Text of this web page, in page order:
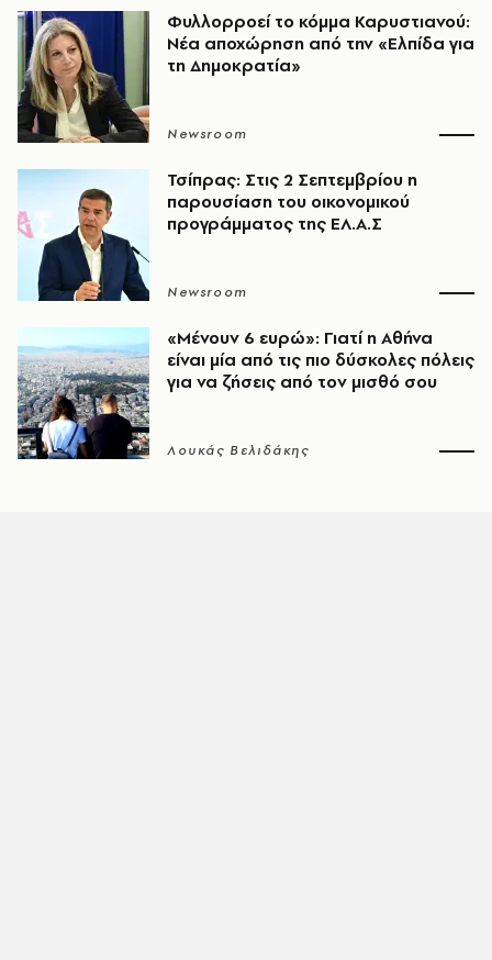
Φυλλορροεί το κόμμα Καρυστιανού:
Νέα αποχώρηση από την «Ελπίδα για
τη Δημοκρατία»
Newsroom
Τσίπρας: Στις 2 Σεπτεμβρίου η
παρουσίαση του οικονομικού
προγράμματος της ΕΛ.Α.Σ
Newsroom
«Μένουν 6 ευρώ»: Γιατί η Αθήνα
είναι μία από τις πιο δύσκολες πόλεις
για να ζήσεις από τον μισθό σου
Λουκάς Βελιδάκης